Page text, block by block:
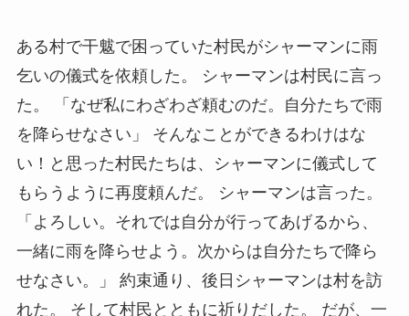
ある村で干魃で困っていた村民がシャーマンに雨
乞いの儀式を依頼した。 シャーマンは村民に言っ
た。 「なぜ私にわざわざ頼むのだ。自分たちで雨
を降らせなさい」 そんなことができるわけはな
い！と思った村民たちは、シャーマンに儀式して
もらうように再度頼んだ。 シャーマンは言った。
「よろしい。それでは自分が行ってあげるから、
一緒に雨を降らせよう。次からは自分たちで降ら
せなさい。」 約束通り、後日シャーマンは村を訪
れた。 そして村民とともに祈りだした。 だが、一